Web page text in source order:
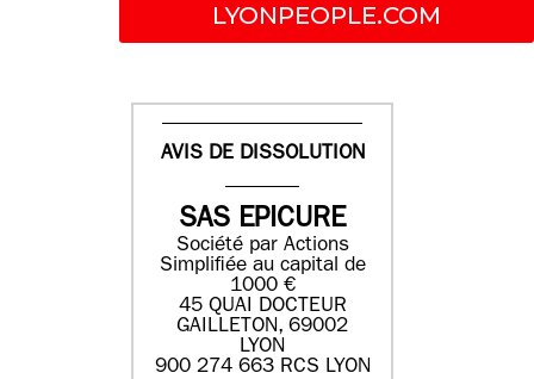
LYONPEOPLE.COM
AVIS DE DISSOLUTION
SAS EPICURE
Société par Actions
Simplifiée au capital de
1000 €
45 QUAI DOCTEUR
GAILLETON, 69002
LYON
900 274 663 RCS LYON